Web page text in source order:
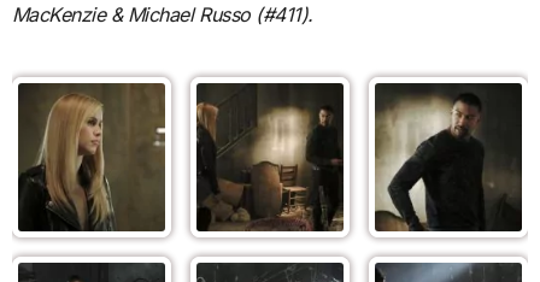
MacKenzie & Michael Russo (#411).